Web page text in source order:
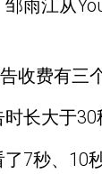
雨江从
收费有三
长大于
7秒、10